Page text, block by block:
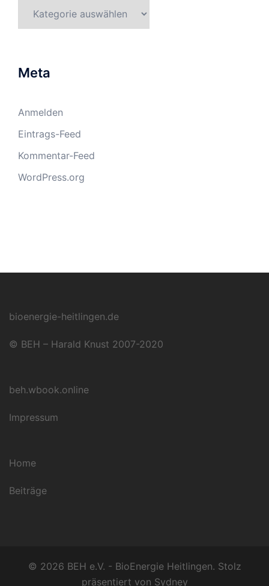
Meta
Anmelden
Eintrags-Feed
Kommentar-Feed
WordPress.org
bioenergie-heitlingen.de
© BEH – Harald Knust 2007-2020
beh.wbook.online
Impressum
Home
Beiträge
© 2026 BEH e.V. - BioEnergie Heitlingen. Stolz
präsentiert von Sydney